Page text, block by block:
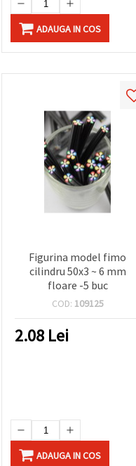
ADAUGA IN COS
Figurina model fimo
cilindru 50x3 ~ 6 mm
floare -5 buc
COD: 109125
2.08 Lei
ADAUGA IN COS